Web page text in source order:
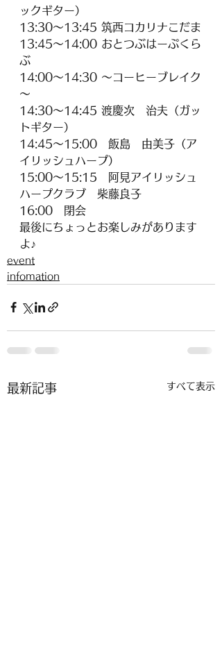
ックギター）
13:30～13:45 筑西コカリナこだま
13:45～14:00 おとつぶはーぷくら
ぶ
14:00～14:30 ～コーヒーブレイク
～
14:30～14:45 渡慶次　治夫（ガッ
トギター）
14:45～15:00　飯島　由美子（ア
イリッシュハープ）
15:00～15:15　阿見アイリッシュ
ハープクラブ　柴藤良子
16:00　閉会
最後にちょっとお楽しみがあります
よ♪
event
infomation
最新記事 すべて表示